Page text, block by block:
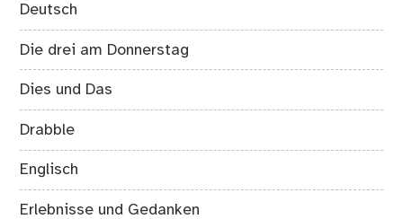
Deutsch
Die drei am Donnerstag
Dies und Das
Drabble
Englisch
Erlebnisse und Gedanken